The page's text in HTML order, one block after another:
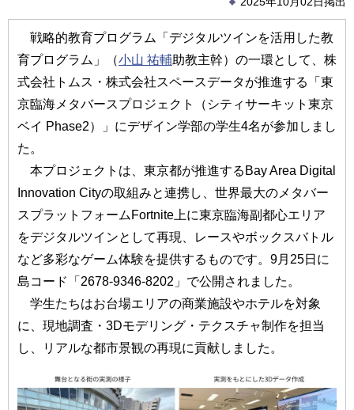
戦略的教育プログラム「デジタルツインを活用した教
育プログラム」（小山 祐輔助教主幹）の一環として、株
式会社トムス・株式会社スペースデータが推進する「東
京臨海メタバースプロジェクト（シティサーキット東京
ベイ Phase2）」にデザイン学部の学生4名が参加しまし
た。
本プロジェクトは、東京都が推進するBay Area Digital
Innovation Cityの取組みと連携し、世界最大のメタバー
スプラットフォームFortnite上に東京臨海副都心エリア
をデジタルツインとして再現、レースやボックスバトル
など多彩なゲーム体験を提供するものです。9月25日に
島コード「2678-9346-8202」で公開されました。
学生たちはお台場エリアの商業施設やホテルを対象
に、現地調査・3Dモデリング・テクスチャ制作を担当
し、リアルな都市景観の再現に貢献しました。